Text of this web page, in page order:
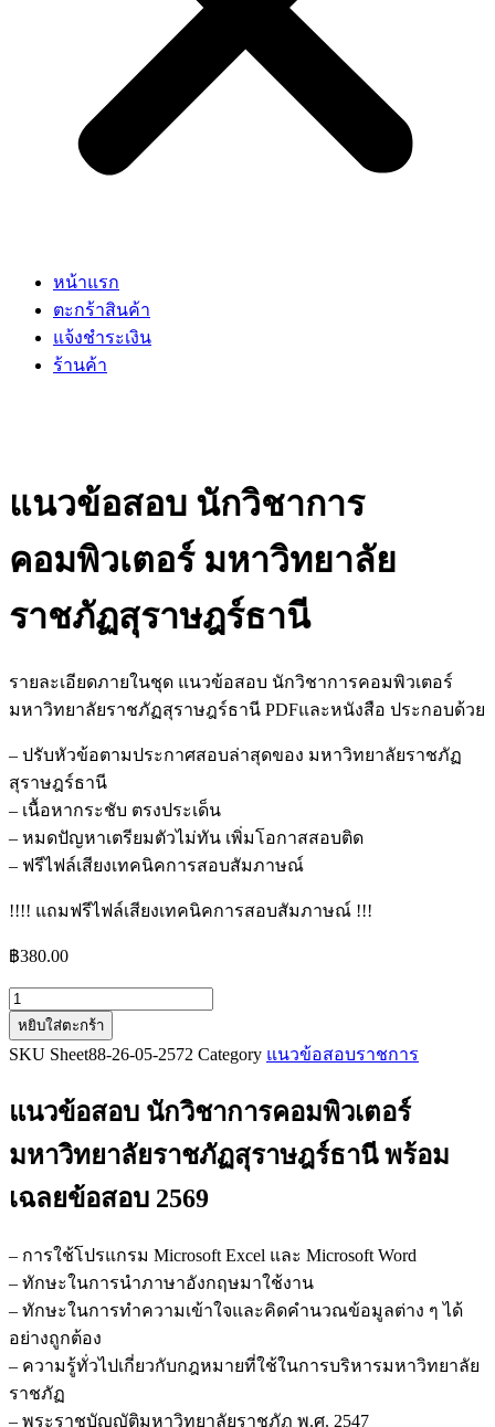
หน้าแรก
ตะกร้าสินค้า
แจ้งชำระเงิน
ร้านค้า
แนวข้อสอบ นักวิชาการ
คอมพิวเตอร์ มหาวิทยาลัย
ราชภัฏสุราษฎร์ธานี
รายละเอียดภายในชุด แนวข้อสอบ นักวิชาการคอมพิวเตอร์
มหาวิทยาลัยราชภัฏสุราษฎร์ธานี PDFและหนังสือ ประกอบด้วย
– ปรับหัวข้อตามประกาศสอบล่าสุดของ มหาวิทยาลัยราชภัฏ
สุราษฎร์ธานี
– เนื้อหากระชับ ตรงประเด็น
– หมดปัญหาเตรียมตัวไม่ทัน เพิ่มโอกาสสอบติด
– ฟรีไฟล์เสียงเทคนิคการสอบสัมภาษณ์
!!!! แถมฟรีไฟล์เสียงเทคนิคการสอบสัมภาษณ์ !!!
฿380.00
จำนวน
แนว
ข้อสอบ
วิชาการ
คอมพิวเตอร์
มหาวิทยาลัย
ราชภัฏ
ชิ้น
หยิบใส่ตะกร้า
SKU Sheet88-26-05-2572 Category แนวข้อสอบราชการ
แนวข้อสอบ นักวิชาการคอมพิวเตอร์
มหาวิทยาลัยราชภัฏสุราษฎร์ธานีพร้อม
เฉลยข้อสอบ 2569
– การใช้โปรแกรม Microsoft Excel และ Microsoft Word
– ทักษะในการนำภาษาอังกฤษมาใช้งาน
– ทักษะในการทำความเข้าใจและคิดคำนวณข้อมูลต่าง ๆ ได้
อย่างถูกต้อง
– ความรู้ทั่วไปเกี่ยวกับกฎหมายที่ใช้ในการบริหารมหาวิทยาลัย
ราชภัฏ
– พระราชบัญญัติมหาวิทยาลัยราชภัฏ พ.ศ. 2547